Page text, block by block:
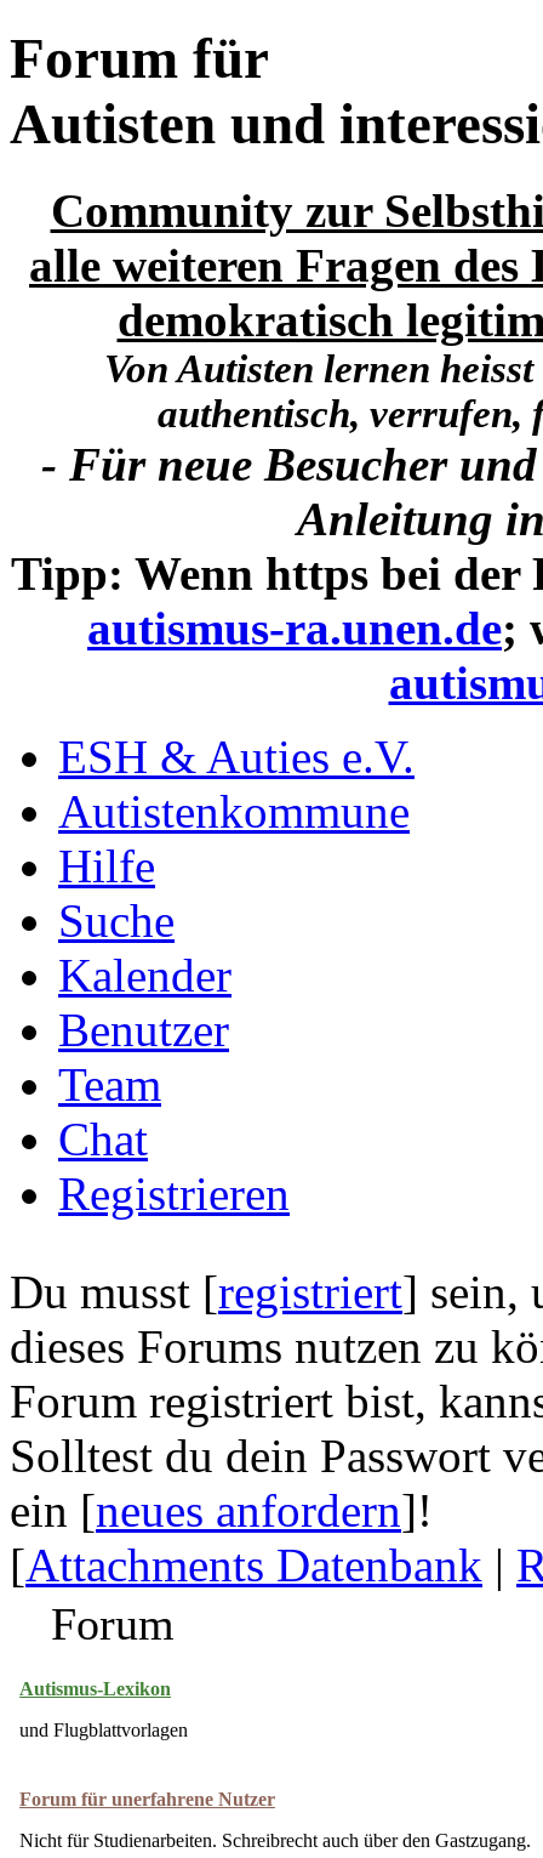
Forum für
Autisten und
Community zur
alle weiteren Fragen
demokratisch
Von Autisten lernen
authentisch, verrufen,
- Für neue Besucher
Anleitung
Tipp: Wenn https bei der
autismus-ra.unen.de;
ESH & Auties e.V.
Autistenkommune
Hilfe
Suche
Kalender
Benutzer
Team
Chat
Registrieren
Du musst [registriert] sein,
dieses Forums nutzen zu
Forum registriert bist,
Solltest du dein Passwort
ein [neues anfordern]!
[Attachments Datenbank |
Forum
Autismus-Lexikon
und Flugblattvorlagen
Forum für unerfahrene Nutzer
Nicht für Studienarbeiten. Schreibrecht auch über den Gastzugang.